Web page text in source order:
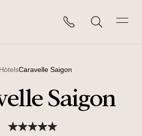
HotelsCaravelle Saigon
Saigon